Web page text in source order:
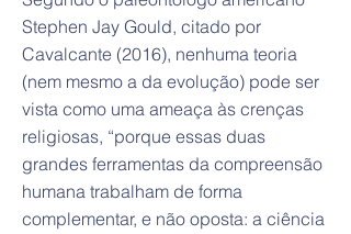
Stephen Jay Gould, citado por
Cavalcante (2016), nenhuma teoria
(nem mesmo a da evolução) pode ser
vista como uma ameaça às crenças
religiosas, “porque essas duas
grandes ferramentas da compreensão
humana trabalham de forma
complementar, e não oposta: a ciência